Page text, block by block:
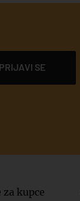
PRIJAVI SE
kupce